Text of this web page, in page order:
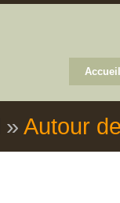
Accueil
» Autour